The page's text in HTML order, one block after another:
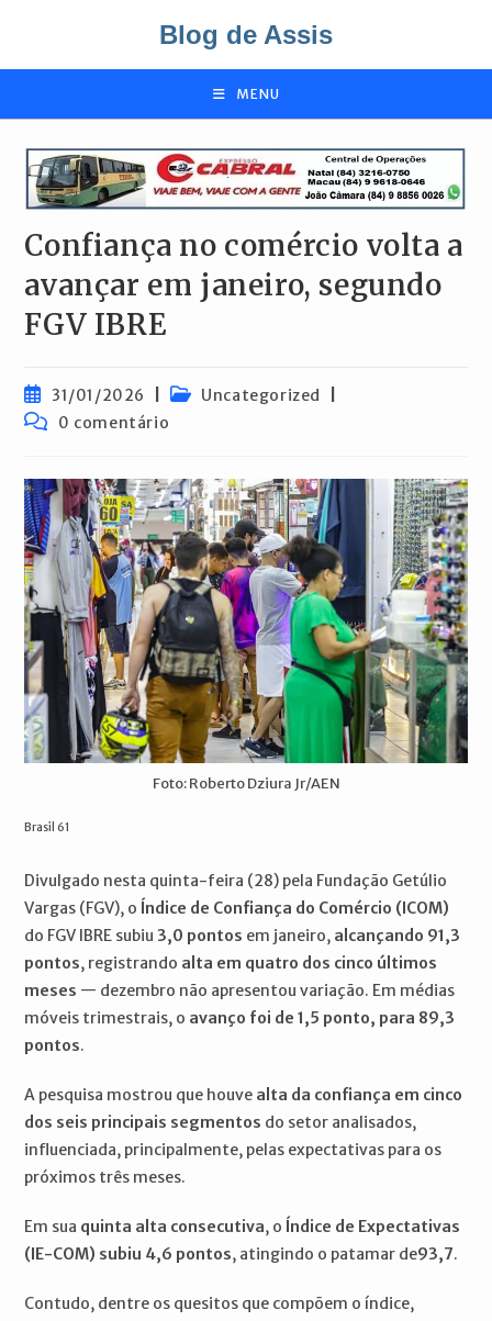
o
Blog de Assis
MENU
Confiança no comércio volta a
avançar em janeiro, segundo
FGV IBRE
Post
publicado:
31/01/2026
Categoria
Uncategorized
Comentários
0 comentário
Foto: Roberto Dziura Jr/AEN
Brasil 61
Divulgado nesta quinta-feira (28) pela Fundação Getúlio
Vargas (FGV), o Índice de Confiança do Comércio (ICOM)
do FGV IBRE subiu 3,0 pontos em janeiro, alcançando 91,3
pontos, registrando alta em quatro dos cinco últimos
meses — dezembro não apresentou variação. Em médias
móveis trimestrais, o avanço foi de 1,5 ponto, para 89,3
pontos.
A pesquisa mostrou que houve alta da confiança em cinco
dos seis principais segmentos do setor analisados,
influenciada, principalmente, pelas expectativas para os
próximos três meses.
Em sua quinta alta consecutiva, o Índice de Expectativas
(IE-COM) subiu 4,6 pontos, atingindo o patamar de93,7.
Contudo, dentre os quesitos que compõem o índice,